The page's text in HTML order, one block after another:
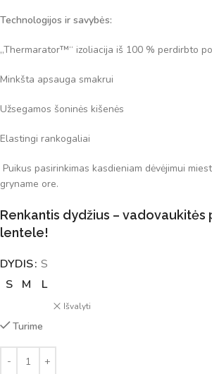
Technologijos ir savybės:
„Thermarator™“ izoliacija iš 100 % perdirbto
Minkšta apsauga smakrui
Užsegamos šoninės kišenės
Elastingi rankogaliai
Puikus pasirinkimas kasdieniam dėvėjimui
gryname ore.
Renkantis dydžius –
lentele!
DYDIS S
S
M L
Išvalyti
Turime
Alternative: